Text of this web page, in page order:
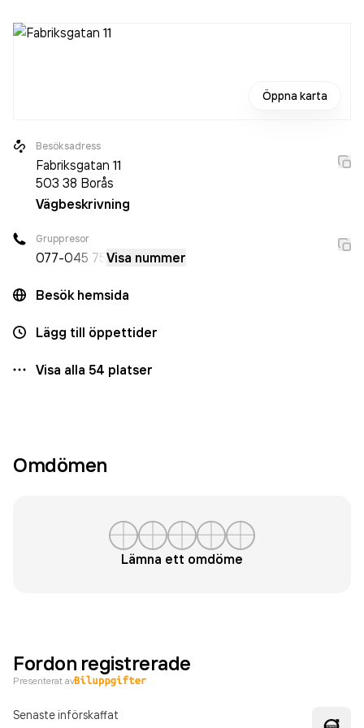
Öppna karta
Besöksadress
Fabriksgatan 11
503 38 Borås
Vägbeskrivning
Gruppresor
077-045 75 Visa nummer
Besök hemsida
Lägg till öppettider
Visa alla 54 platser
Omdömen
Lämna ett omdöme
Fordon registrerade
Presenterat av
Senaste införskaffat